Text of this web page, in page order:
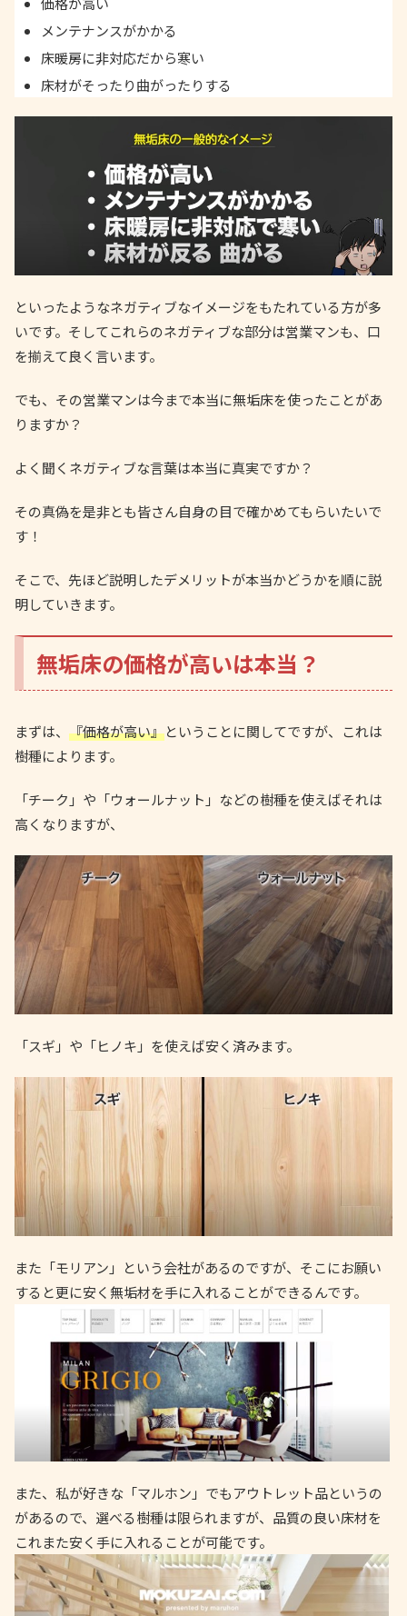
メンテナンスがかかる
床暖房に非対応だから寒い
床材がそったり曲がったりする
といったようなネガティブなイメージをもたれている方が多
いです。そしてこれらのネガティブな部分は営業マンも、口
を揃えて良く言います。
でも、その営業マンは今まで本当に無垢床を使ったことがあ
りますか？
よく聞くネガティブな言葉は本当に真実ですか？
その真偽を是非とも皆さん自身の目で確かめてもらいたいで
す！
そこで、先ほど説明したデメリットが本当かどうかを順に説
明していきます。
無垢床の価格が高いは本当？
まずは、 『価格が高い』ということに関してですが、これは
樹種によります。
「チーク」や「ウォールナット」などの樹種を使えばそれは
高くなりますが、
「スギ」や「ヒノキ」を使えば安く済みます。
また「モリアン」という会社があるのですが、そこにお願い
すると更に安く無垢材を手に入れることができるんです。
また、私が好きな「マルホン」でもアウトレット品というの
があるので、選べる樹種は限られますが、品質の良い床材を
これまた安く手に入れることが可能です。